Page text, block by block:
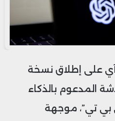
على إطلاق نسخة
المدعوم بالذكاء
بي تي”، موجهة